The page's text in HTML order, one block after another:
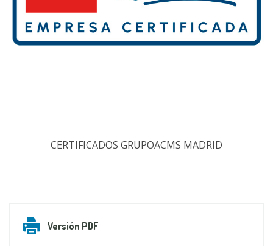
CERTIFICADOS GRUPOACMS MADRID
Versión PDF